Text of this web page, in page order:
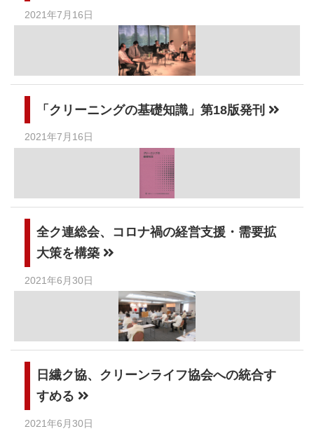
2021年7月16日
「クリーニングの基礎知識」第18版発刊
2021年7月16日
全ク連総会、コロナ禍の経営支援・需要拡
大策を構築
2021年6月30日
日繊ク協、クリーンライフ協会への統合す
すめる
2021年6月30日